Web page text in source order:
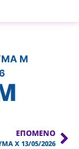
Μ
ΕΠΌΜΕΝΟ
X 13/05/2026